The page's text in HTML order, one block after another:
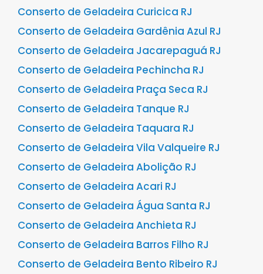
Conserto de Geladeira Curicica RJ
Conserto de Geladeira Gardênia Azul RJ
Conserto de Geladeira Jacarepaguá RJ
Conserto de Geladeira Pechincha RJ
Conserto de Geladeira Praça Seca RJ
Conserto de Geladeira Tanque RJ
Conserto de Geladeira Taquara RJ
Conserto de Geladeira Vila Valqueire RJ
Conserto de Geladeira Abolição RJ
Conserto de Geladeira Acari RJ
Conserto de Geladeira Água Santa RJ
Conserto de Geladeira Anchieta RJ
Conserto de Geladeira Barros Filho RJ
Conserto de Geladeira Bento Ribeiro RJ